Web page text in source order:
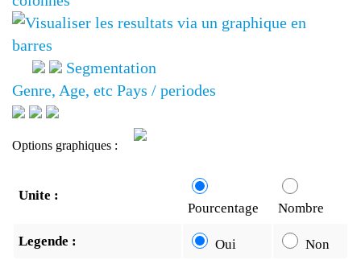
Segmentation
Genre, Age, etc Pays / periodes
Options graphiques :
Unite :
Pourcentage
Nombre
Legende : Oui Non